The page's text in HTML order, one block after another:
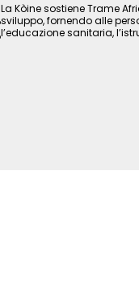
La Kòine sostiene Trame
sviluppo, fornendo alle
l’educazione sanitaria,